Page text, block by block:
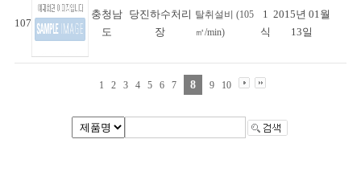
107
충청남
도
당진하수처리
장
탈취설비 (105
㎥/min)
1
식
2015년 01월
13일
1 2 3 4 5 6 7 8 9 10